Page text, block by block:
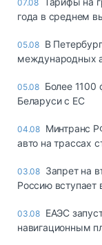
07.08
года в среднем
05.08 В
международных
05.08 Более 1100
Беларуси с ЕС
04.08 Минтранс
авто на трассах
03.08 Запрет на
Россию вступает
03.08 ЕАЭС
навигационным